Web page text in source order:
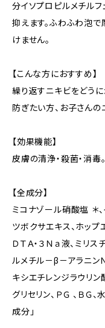
分イソプロピルメチル
抑えます。ふわふわ泡
けません。
【こんな方におすすめ】
繰り返すニキビをどう
防ぎたい方、お子さん
【効果機能】
皮膚の清浄・殺菌・消毒
【全成分】
ミコナゾール硝酸塩 ＊
ツボクサエキス、ホップ
ＤＴＡ・３Ｎａ液、ミリ
ルメチル－β－アラニン
キシエチレンジラウリン
グリセリン、ＰＧ 、ＢＧ
成分」